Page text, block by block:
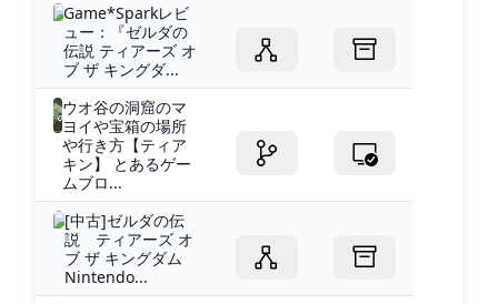
Game*Sparkレビ
ュー：『ゼルダの
伝説 ティアーズ オ
ブ ザ キングダ...
ウオ谷の洞窟のマ
ヨイや宝箱の場所
や行き方【ティア
キン】 とあるゲー
ムブロ...
[中古]ゼルダの伝
説 ティアーズ オ
ブ ザ キングダム
Nintendo...